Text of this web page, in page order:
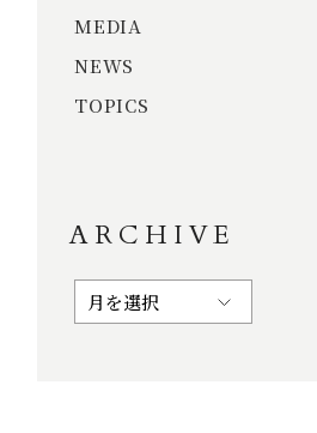
MEDIA
NEWS
TOPICS
ARCHIVE